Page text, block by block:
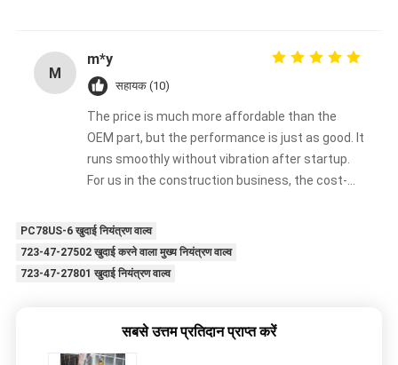
M
m*y
सहायक (10)
The price is much more affordable than the
OEM part, but the performance is just as good. It
runs smoothly without vibration after startup.
For us in the construction business, the cost-
PC78US-6 खुदाई नियंत्रण वाल्व
723-47-27502 खुदाई करने वाला मुख्य नियंत्रण वाल्व
723-47-27801 खुदाई नियंत्रण वाल्व
सबसे उत्तम प्रतिदान प्राप्त करें